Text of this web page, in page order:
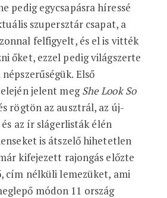
pedig egycsapásra híressé
szupersztár csapat, a
felfigyelt, és el is vitték
őket, ezzel pedig világszerte
Első
jelent megShe Look So
rögtön az ausztrál, az új-
az ír slágerlisták élén
is átszelő hihetetlen
kifejezett rajongás előzte
cím nélküli lemezüket, ami
módon 11 ország